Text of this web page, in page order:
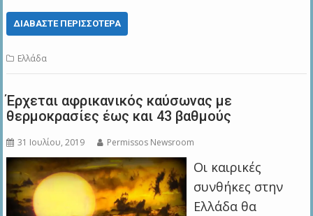
ΔΙΑΒΆΣΤΕ ΠΕΡΙΣΣΌΤΕΡΑ
Ελλάδα
Έρχεται αφρικανικός καύσωνας με
θερμοκρασίες έως και 43 βαθμούς
31 Ιουλίου, 2019 Permissos Newsroom
Οι καιρικές
συνθήκες στην
Ελλάδα θα